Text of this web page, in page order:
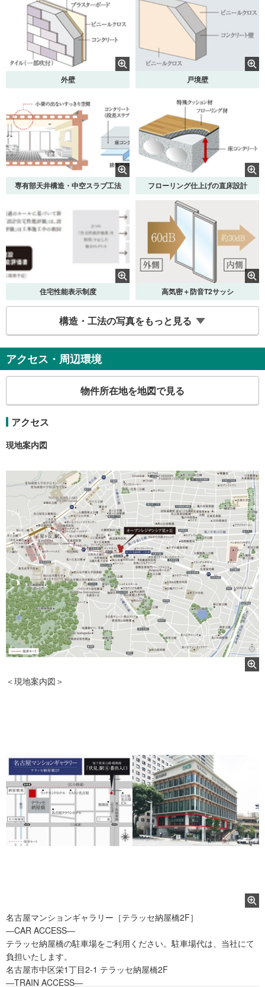
外壁 戸境壁
専有部天井構造・中空スラブ工法 フローリング仕上げの直床設計
住宅性能表示制度 高気密＋防音T2サッシ
構造・工法の写真をもっと見る
アクセス・周辺環境
物件所在地を地図で見る
アクセス
現地案内図
＜現地案内図＞
名古屋マンションギャラリー［テラッセ納屋橋2F］
―CAR ACCESS―
テラッセ納屋橋の駐車場をご利用ください。駐車場代は、当社にて
負担いたします。
名古屋市中区栄1丁目2-1 テラッセ納屋橋2F
―TRAIN ACCESS―